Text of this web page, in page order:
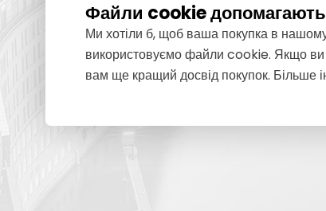
Власник LORD
Файли cookie
Ми хотіли б, щоб ваша покупка в
використовуємо файли cookie. Якщо ви
вам ще кращий досвід покупок. Більше